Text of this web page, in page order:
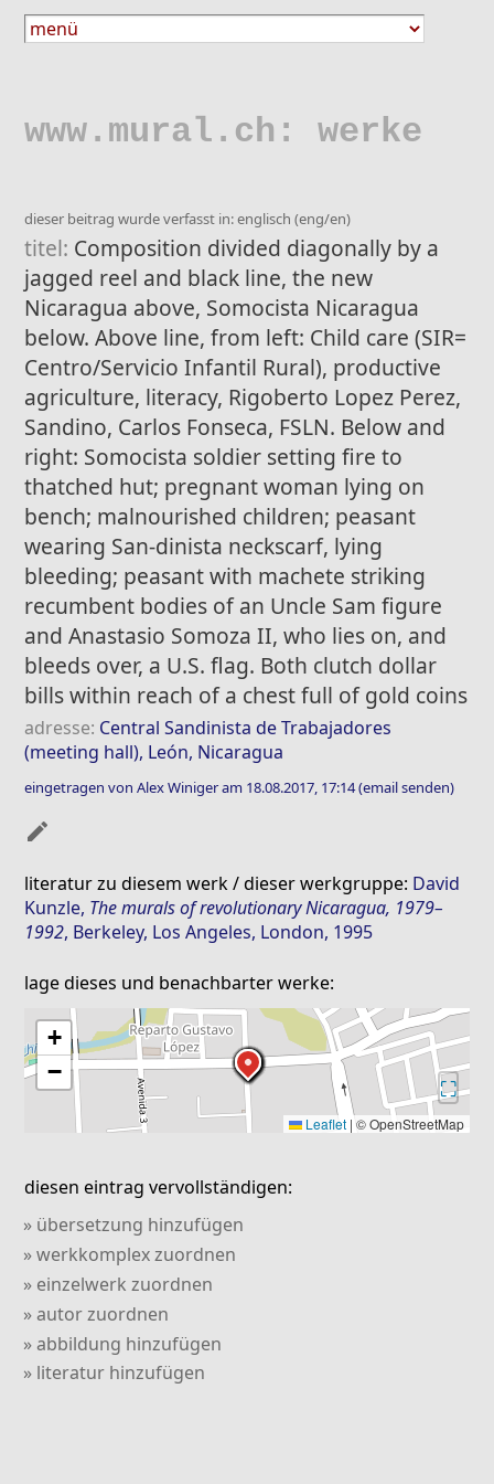
www.mural.ch: werke
dieser beitrag wurde verfasst in: englisch (eng/en)
titel: Composition divided diagonally by a
jagged reel and black line, the new
Nicaragua above, Somocista Nicaragua
below. Above line, from left: Child care (SIR=
Centro/Servicio Infantil Rural), productive
agriculture, literacy, Rigoberto Lopez Perez,
Sandino, Carlos Fonseca, FSLN. Below and
right: Somocista soldier setting fire to
thatched hut; pregnant woman lying on
bench; malnourished children; peasant
wearing San-dinista neckscarf, lying
bleeding; peasant with machete striking
recumbent bodies of an Uncle Sam figure
and Anastasio Somoza II, who lies on, and
bleeds over, a U.S. flag. Both clutch dollar
bills within reach of a chest full of gold coins
adresse: Central Sandinista de Trabajadores
(meeting hall), León, Nicaragua
eingetragen von Alex Winiger am 18.08.2017, 17:14(email senden)
mode_edit
literatur zu diesem werk / dieser werkgruppe: David
Kunzle, The murals of revolutionary Nicaragua, 1979–
1992, Berkeley, Los Angeles, London, 1995
lage dieses und benachbarter werke:
+
−
⛶
Leaflet | © OpenStreetMap
diesen eintrag vervollständigen:
» übersetzung hinzufügen
» werkkomplex zuordnen
» einzelwerk zuordnen
» autor zuordnen
» abbildung hinzufügen
» literatur hinzufügen